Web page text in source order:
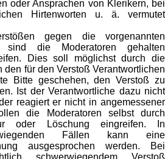
oder Ansprachen von Klerikern, bei
Hirtenworten u. ä. vermutet
gegen die vorgenannten
sind die Moderatoren gehalten
Dies soll möglichst durch die
den für den Verstoß Verantwortlichen
Bitte geschehen, den Verstoß zu
Ist der Verantwortliche dazu nicht
reagiert er nicht in angemessener
die Moderatoren selbst durch
oder Löschung eingreifen. In
Fällen kann eine
ausgesprochen werden. Bei